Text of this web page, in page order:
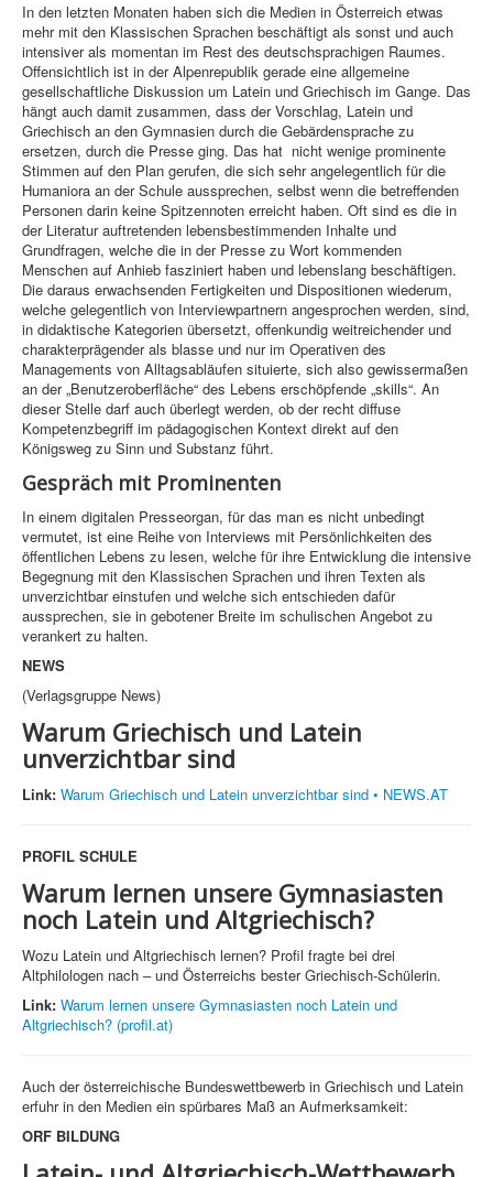
In den letzten Monaten haben sich die Medien in Österreich etwas
mehr mit den Klassischen Sprachen beschäftigt als sonst und auch
intensiver als momentan im Rest des deutschsprachigen Raumes.
Offensichtlich ist in der Alpenrepublik gerade eine allgemeine
gesellschaftliche Diskussion um Latein und Griechisch im Gange. Das
hängt auch damit zusammen, dass der Vorschlag, Latein und
Griechisch an den Gymnasien durch die Gebärdensprache zu
ersetzen, durch die Presse ging. Das hat nicht wenige prominente
Stimmen auf den Plan gerufen, die sich sehr angelegentlich für die
Humaniora an der Schule aussprechen, selbst wenn die betreffenden
Personen darin keine Spitzennoten erreicht haben. Oft sind es die in
der Literatur auftretenden lebensbestimmenden Inhalte und
Grundfragen, welche die in der Presse zu Wort kommenden
Menschen auf Anhieb fasziniert haben und lebenslang beschäftigen.
Die daraus erwachsenden Fertigkeiten und Dispositionen wiederum,
welche gelegentlich von Interviewpartnern angesprochen werden, sind,
in didaktische Kategorien übersetzt, offenkundig weitreichender und
charakterprägender als blasse und nur im Operativen des
Managements von Alltagsabläufen situierte, sich also gewissermaßen
an der „Benutzeroberfläche“ des Lebens erschöpfende „skills“. An
dieser Stelle darf auch überlegt werden, ob der recht diffuse
Kompetenzbegriff im pädagogischen Kontext direkt auf den
Königsweg zu Sinn und Substanz führt.
Gespräch mit Prominenten
In einem digitalen Presseorgan, für das man es nicht unbedingt
vermutet, ist eine Reihe von Interviews mit Persönlichkeiten des
öffentlichen Lebens zu lesen, welche für ihre Entwicklung die intensive
Begegnung mit den Klassischen Sprachen und ihren Texten als
unverzichtbar einstufen und welche sich entschieden dafür
aussprechen, sie in gebotener Breite im schulischen Angebot zu
verankert zu halten.
NEWS
(Verlagsgruppe News)
Warum Griechisch und Latein
unverzichtbar sind
Link: Warum Griechisch und Latein unverzichtbar sind • NEWS.AT
PROFIL SCHULE
Warum lernen unsere Gymnasiasten
noch Latein und Altgriechisch?
Wozu Latein und Altgriechisch lernen? Profil fragte bei drei
Altphilologen nach – und Österreichs bester Griechisch-Schülerin.
Link: Warum lernen unsere Gymnasiasten noch Latein und
Altgriechisch? (profil.at)
Auch der österreichische Bundeswettbewerb in Griechisch und Latein
erfuhr in den Medien ein spürbares Maß an Aufmerksamkeit:
ORF BILDUNG